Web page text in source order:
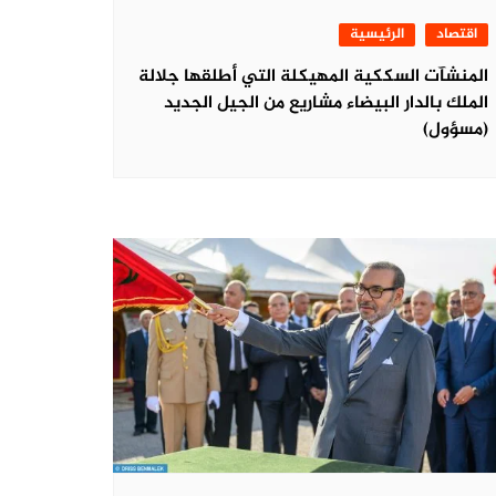
اقتصاد الرئيسية
المنشآت السككية المهيكلة التي أطلقها جلالة
الملك بالدار البيضاء مشاريع من الجيل الجديد
(مسؤول)